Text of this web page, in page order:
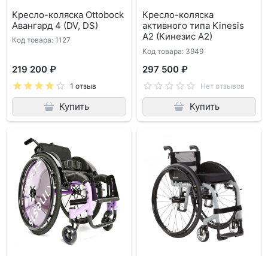
Кресло-коляска Ottobock
Авангард 4 (DV, DS)
Код товара: 1127
219 200 ₽
1 отзыв
Купить
Кресло-коляска
активного типа Kinesis
A2 (Кинезис А2)
Код товара: 3949
297 500 ₽
Нет отзывов
Купить